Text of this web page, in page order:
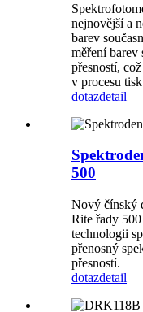
nejnovější a
barev
měření barev
přesností,
v procesu
dotazdetail
500
Nový čínský
Rite řady
technologii
přenosný
přesností.
dotazdetail